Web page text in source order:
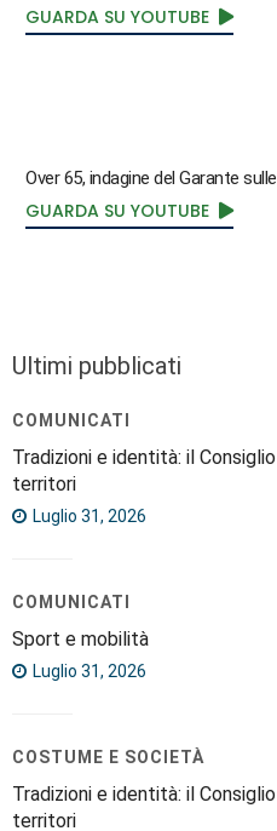
GUARDA SU YOUTUBE
Over 65, indagine del Garante
GUARDA SU YOUTUBE
Ultimi pubblicati
COMUNICATI
Tradizioni e identità: il
territori
Luglio 31, 2026
COMUNICATI
Sport e mobilità
Luglio 31, 2026
COSTUME E SOCIETÀ
Tradizioni e identità: il
territori